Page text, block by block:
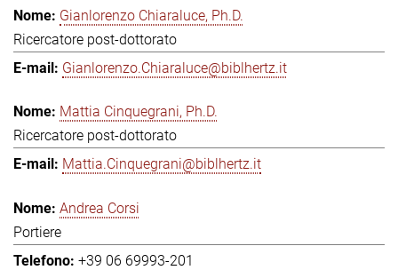
Gianlorenzo Chiaraluce, Ph.D.
Ricercatore post-dottorato
Gianlorenzo.Chiaraluce@biblhertz.it
Mattia Cinquegrani, Ph.D.
Ricercatore post-dottorato
Mattia.Cinquegrani@biblhertz.it
Andrea Corsi
Portiere
+39 06 69993-201